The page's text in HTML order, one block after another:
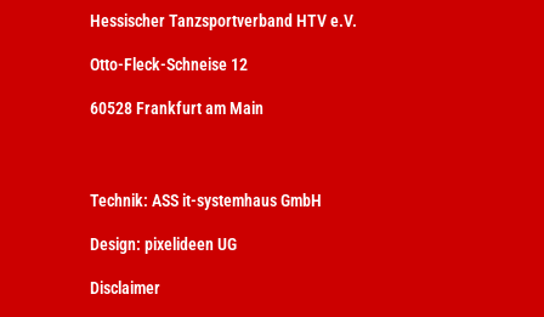
Hessischer Tanzsportverband HTV e.V.
Otto-Fleck-Schneise 12
60528 Frankfurt am Main
Technik: ASS it-systemhaus GmbH
Design: pixelideen UG
Disclaimer